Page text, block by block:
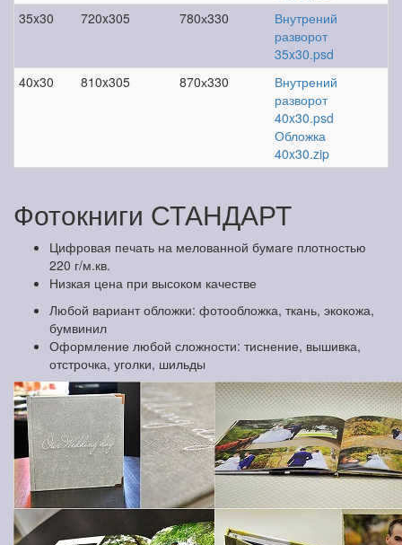
35x30
720x305 780х330
Внутрений
разворот
35x30.psd
40x30
810x305 870х330
Внутрений
разворот
40x30.psd
Обложка
40x30.zip
Фотокниги СТАНДАРТ
Цифровая печать на мелованной бумаге плотностью
220 г/м.кв.
Низкая цена при высоком качестве
Любой вариант обложки: фотообложка, ткань, экокожа,
бумвинил
Оформление любой сложности: тиснение, вышивка,
отстрочка, уголки, шильды